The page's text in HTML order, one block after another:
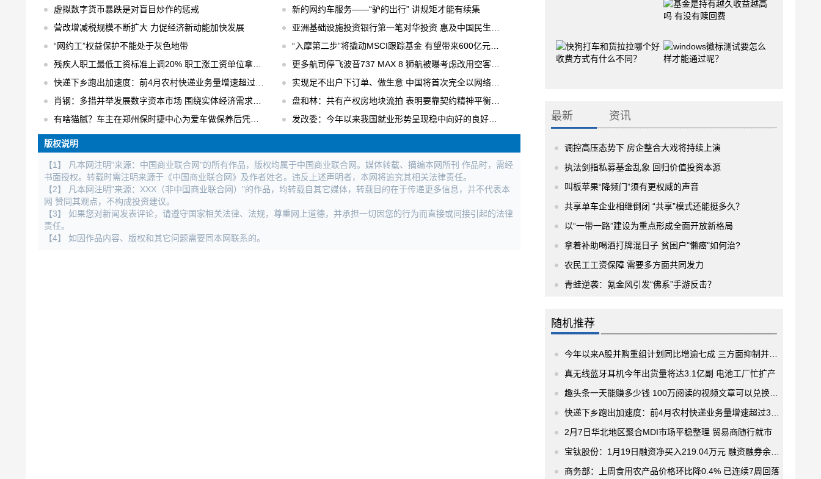
虚拟数字货币暴跌是对盲目炒作的惩戒
新的网约车服务——“驴的出行” 讲规矩才能有续集
营改增减税规模不断扩大 力促经济新动能加快发展
亚洲基础设施投资银行第一笔对华投资 惠及中国民生工程
“网约工”权益保护不能处于灰色地带
“入摩第二步”将撬动MSCI跟踪基金 有望带来600亿元国内增量资金
残疾人职工最低工资标准上调20% 职工涨工资单位拿补贴
更多航司停飞波音737 MAX 8 狮航被曝考虑改用空客飞机
快递下乡跑出加速度：前4月农村快递业务量增速超过30% 日均快件处理量达1.6亿件
实现足不出户下订单、做生意 中国将首次完全以网络形式举办广交会
肖钢：多措并举发展数字资本市场 围绕实体经济需求进行数字化创新
盘和林：共有产权房地块流拍 表明要靠契约精神平衡各方利益
有啥猫腻？车主在郑州保时捷中心为爱车做保养后凭空出现大修记录
发改委：今年以来我国就业形势呈现稳中向好的良好局面
版权说明
【1】 凡本网注明"来源：中国商业联合网"的所有作品，版权均属于中国商业联合网。媒体转载、摘编本网所刊 作品时，需经
书面授权。转载时需注明来源于《中国商业联合网》及作者姓名。违反上述声明者，本网将追究其相关法律责任。
【2】 凡本网注明"来源：XXX（非中国商业联合网）"的作品，均转载自其它媒体，转载目的在于传递更多信息，并不代表本
网 赞同其观点，不构成投资建议。
【3】 如果您对新闻发表评论，请遵守国家相关法律、法规，尊重网上道德，并承担一切因您的行为而直接或间接引起的法律
责任。
【4】 如因作品内容、版权和其它问题需要同本网联系的。
最新 资讯
调控高压态势下 房企整合大戏将持续上演
执法剑指私募基金乱象 回归价值投资本源
叫板苹果“降频门”须有更权威的声音
共享单车企业相继倒闭 “共享”模式还能挺多久？
以“一带一路”建设为重点形成全面开放新格局
拿着补助喝酒打牌混日子 贫困户"懒癌"如何治?
农民工工资保障 需要多方面共同发力
青蛙逆袭：氪金风引发“佛系”手游反击？
随机推荐
今年以来A股并购重组计划同比增逾七成 三方面抑制并购重组内幕交易
真无线蓝牙耳机今年出货量将达3.1亿副 电池工厂忙扩产
趣头条一天能赚多少钱 100万阅读的视频文章可以兑换多少钱？
快递下乡跑出加速度：前4月农村快递业务量增速超过30% 日均快件处理量达1.6亿件
2月7日华北地区聚合MDI市场平稳整理 贸易商随行就市
宝钛股份：1月19日融资净买入219.04万元 融资融券余额5.27亿元
商务部：上周食用农产品价格环比降0.4% 已连续7周回落